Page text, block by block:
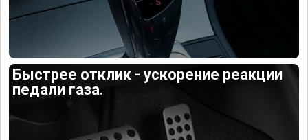
Быстрее отклик - ускорение реакции
педали газа.